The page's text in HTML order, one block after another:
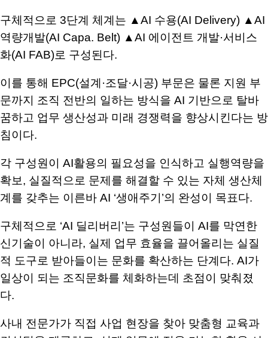
구체적으로 3단계 체계는 ▲AI 수용(AI Delivery) ▲AI
역량개발(AI Capa. Belt) ▲AI 에이전트 개발·서비스
화(AI FAB)로 구성된다.
이를 통해 EPC(설계·조달·시공) 부문은 물론 지원 부
문까지 조직 전반의 일하는 방식을 AI 기반으로 탈바
꿈하고 업무 생산성과 미래 경쟁력을 향상시킨다는 방
침이다.
각 구성원이 AI활용의 필요성을 인식하고 실행역량을
확보, 실질적으로 문제를 해결할 수 있는 자체 생산체
계를 갖추는 이른바 AI ‘생애주기 ’의 완성이 목표다.
구체적으로 ‘AI 딜리버리 ’는 구성원들이 AI를 막연한
신기술이 아니라, 실제 업무 효율을 끌어올리는 실질
적 도구로 받아들이는 문화를 확산하는 단계다. AI가
일상이 되는 조직문화를 체화하는데 초점이 맞춰졌
다.
사내 전문가가 직접 사업 현장을 찾아 맞춤형 교육과